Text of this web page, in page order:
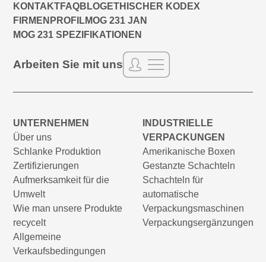
KONTAKTFAQBLOGETHISCHER KODEX
FIRMENPROFILMOG 231 JAN
MOG 231 SPEZIFIKATIONEN
Arbeiten Sie mit uns
UNTERNEHMEN
Über uns
Schlanke Produktion
Zertifizierungen
Aufmerksamkeit für die
Umwelt
Wie man unsere Produkte
recycelt
Allgemeine
Verkaufsbedingungen
INDUSTRIELLE
VERPACKUNGEN
Amerikanische Boxen
Gestanzte Schachteln
Schachteln für
automatische
Verpackungsmaschinen
Verpackungsergänzungen